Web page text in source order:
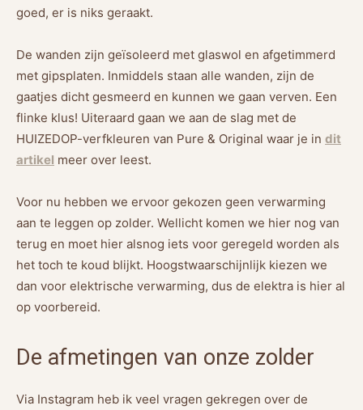
goed, er is niks geraakt.
De wanden zijn geïsoleerd met glaswol en afgetimmerd
met gipsplaten. Inmiddels staan alle wanden, zijn de
gaatjes dicht gesmeerd en kunnen we gaan verven. Een
flinke klus! Uiteraard gaan we aan de slag met de
HUIZEDOP-verfkleuren van Pure & Original waar je in dit
artikel meer over leest.
Voor nu hebben we ervoor gekozen geen verwarming
aan te leggen op zolder. Wellicht komen we hier nog van
terug en moet hier alsnog iets voor geregeld worden als
het toch te koud blijkt. Hoogstwaarschijnlijk kiezen we
dan voor elektrische verwarming, dus de elektra is hier al
op voorbereid.
De afmetingen van onze zolder
Via Instagram heb ik veel vragen gekregen over de